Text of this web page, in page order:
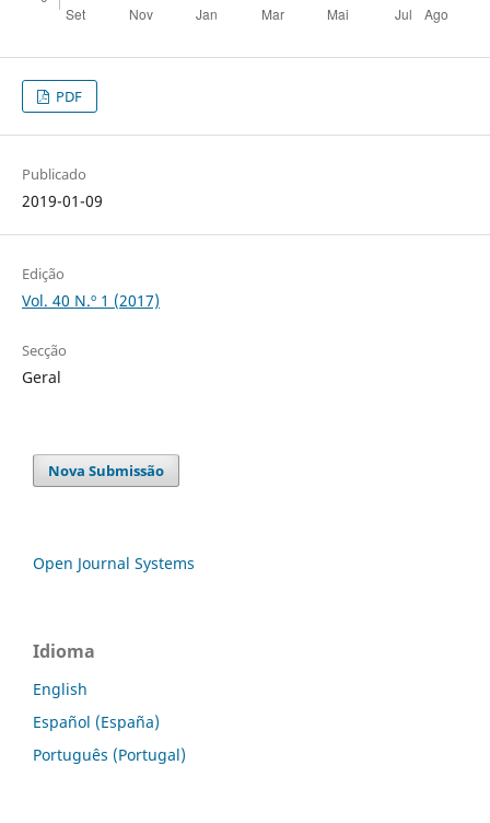
PDF
Publicado
2019-01-09
Edição
Vol. 40 N.º 1 (2017)
Secção
Geral
Nova Submissão
Open Journal Systems
Idioma
English
Español (España)
Português (Portugal)